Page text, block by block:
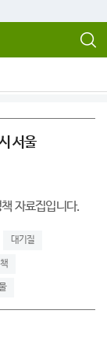
서울
자료집입니다.
대기질